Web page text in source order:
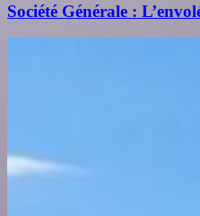
Société Générale :